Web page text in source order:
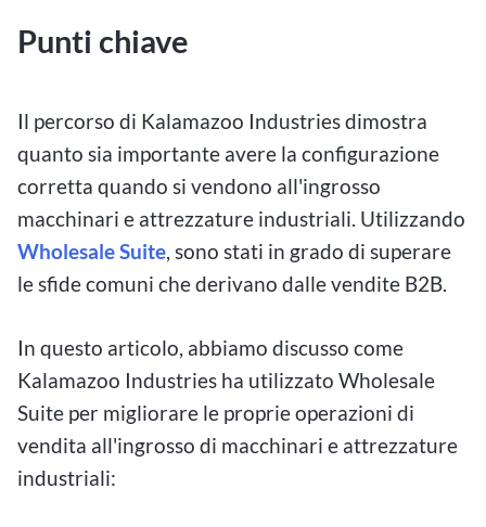
Punti chiave
Il percorso di Kalamazoo Industries dimostra
quanto sia importante avere la configurazione
corretta quando si vendono all'ingrosso
macchinari e attrezzature industriali. Utilizzando
Wholesale Suite, sono stati in grado di superare
le sfide comuni che derivano dalle vendite B2B.
In questo articolo, abbiamo discusso come
Kalamazoo Industries ha utilizzato Wholesale
Suite per migliorare le proprie operazioni di
vendita all'ingrosso di macchinari e attrezzature
industriali: